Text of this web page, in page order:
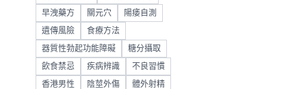
早洩藥方 關元穴 陽痿自測
遺傳風險 食療方法
器質性勃起功能障礙 糖分攝取
飲食禁忌 疾病辨識 不良習慣
香港男性 陰莖外傷 體外射精